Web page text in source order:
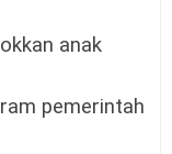
anak
pemerintah